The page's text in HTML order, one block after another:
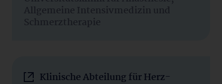
Allgemeine Intensivmedizin und
Schmerztherapie
Klinische Abteilung für Herz-